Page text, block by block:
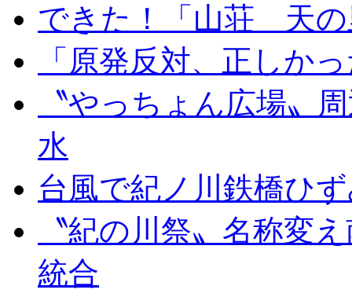
できた！「山荘 天の
「原発反対、正しか
〝やっちょん広場〟
水
台風で紀ノ川鉄橋ひ
〝紀の川祭〟名称変
統合